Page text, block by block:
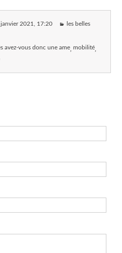
2021 , 17:20 les belles
avez-vous donc une ame mobilité